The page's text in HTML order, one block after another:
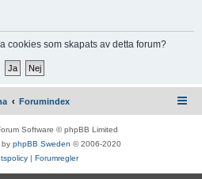
cookies som skapats av detta forum?
Forumindex
Software © phpBB Limited
by phpBB Sweden © 2006-2020
| Forumregler